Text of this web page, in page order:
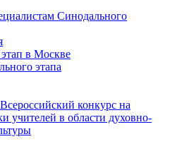
Синодального
в Москве
этапа
конкурс на
учителей в области духовно-